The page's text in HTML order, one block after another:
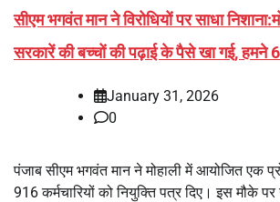
सीएम भगवंत मान ने विरोधियों पर साधा
सरकारें की बच्चों की पढ़ाई के पैसे खा गई, हमने
January 31, 2026
0
पंजाब सीएम भगवंत मान ने मोहाली में आयोजित एक
916 कर्मचारियों को नियुक्ति पत्र दिए। इस मौके पर